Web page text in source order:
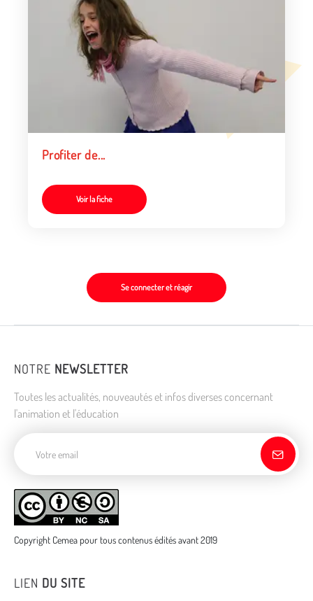
Profiter de...
Voir la fiche
Se connecter et réagir
NOTRE NEWSLETTER
Toutes les actualités, nouveautés et infos diverses concernant
l'animation et l'éducation
Copyright Cemea pour tous contenus édités avant 2019
LIEN DU SITE